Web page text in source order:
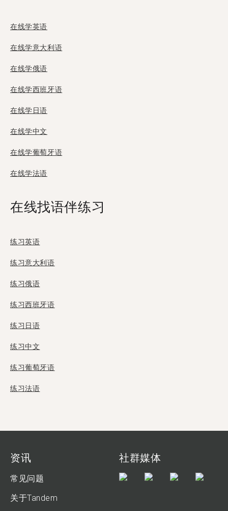
在线学英语
在线学意大利语
在线学俄语
在线学西班牙语
在线学日语
在线学中文
在线学葡萄牙语
在线学法语
在线找语伴练习
练习英语
练习意大利语
练习俄语
练习西班牙语
练习日语
练习中文
练习葡萄牙语
练习法语
资讯
常见问题
关于Tandem
社群媒体